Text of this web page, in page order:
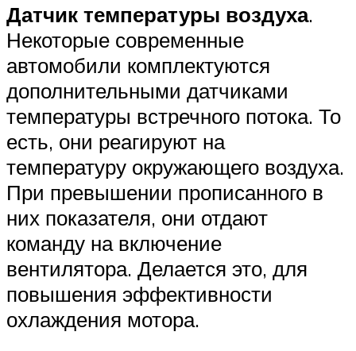
Датчик температуры воздуха.
Некоторые современные
автомобили комплектуются
дополнительными датчиками
температуры встречного потока. То
есть, они реагируют на
температуру окружающего воздуха.
При превышении прописанного в
них показателя, они отдают
команду на включение
вентилятора. Делается это, для
повышения эффективности
охлаждения мотора.